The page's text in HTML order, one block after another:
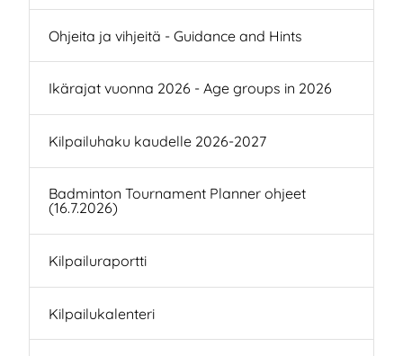
Ohjeita ja vihjeitä - Guidance and Hints
Ikärajat vuonna 2026 - Age groups in 2026
Kilpailuhaku kaudelle 2026-2027
Badminton Tournament Planner ohjeet
(16.7.2026)
Kilpailuraportti
Kilpailukalenteri